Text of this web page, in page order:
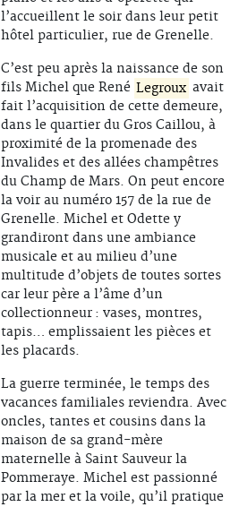
l’accueillent le soir dans leur petit
hôtel particulier, rue de Grenelle.
C’est peu après la naissance de son
fils Michel que René Legroux avait
fait l’acquisition de cette demeure,
dans le quartier du Gros Caillou, à
proximité de la promenade des
Invalides et des allées champêtres
du Champ de Mars. On peut encore
la voir au numéro 157 de la rue de
Grenelle. Michel et Odette y
grandiront dans une ambiance
musicale et au milieu d’une
multitude d’objets de toutes sortes
car leur père a l’âme d’un
collectionneur : vases, montres,
tapis… emplissaient les pièces et
les placards.
La guerre terminée, le temps des
vacances familiales reviendra. Avec
oncles, tantes et cousins dans la
maison de sa grand-mère
maternelle à Saint Sauveur la
Pommeraye. Michel est passionné
par la mer et la voile, qu’il pratique